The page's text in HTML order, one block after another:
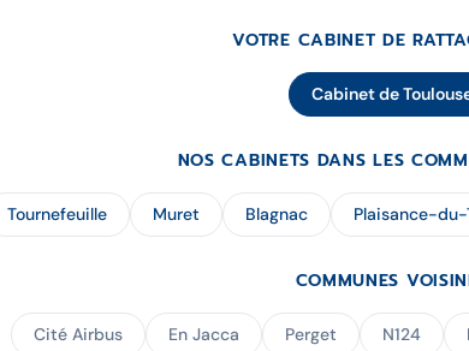
VOTRE CABINET DE
Cabinet de
NOS CABINETS DANS LES
Tournefeuille Muret Blagnac Plaisance-du-
COMMUNES
Cité Airbus En Jacca Perget N124